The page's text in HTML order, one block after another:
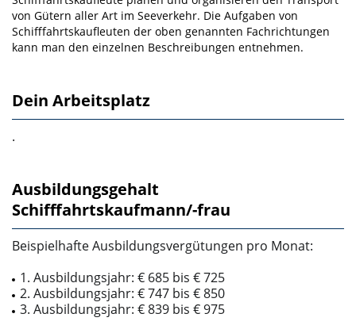
von Gütern aller Art im Seeverkehr. Die Aufgaben von
Schifffahrtskaufleuten der oben genannten Fachrichtungen
kann man den einzelnen Beschreibungen entnehmen.
Dein Arbeitsplatz
.
Ausbildungsgehalt
Schifffahrtskaufmann/-frau
Beispielhafte Ausbildungsvergütungen pro Monat:
1. Ausbildungsjahr: € 685 bis € 725
2. Ausbildungsjahr: € 747 bis € 850
3. Ausbildungsjahr: € 839 bis € 975